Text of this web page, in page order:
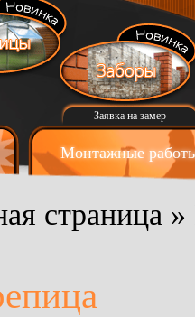
Заявка на замер
Монтажные
страница »